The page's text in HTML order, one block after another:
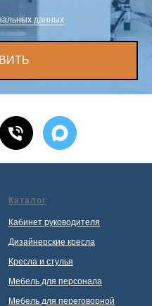
данных
Каталог
Кабинет руководителя
Дизайнерские кресла
Кресла и стулья
Мебель для персонала
Мебель для переговорной